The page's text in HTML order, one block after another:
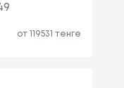
от 119531 тенге